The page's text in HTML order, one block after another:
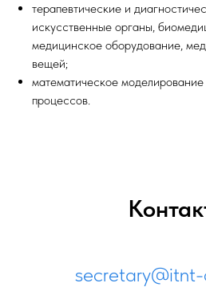
терапевтические и
искусственные органы,
медицинское оборудование,
вещей;
математическое
процессов.